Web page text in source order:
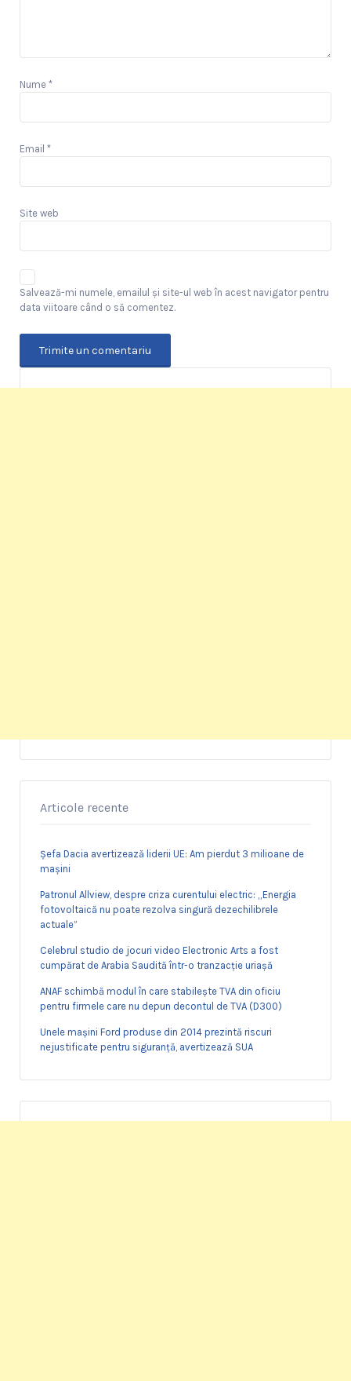
Nume *
Email *
Site web
Salvează-mi numele, emailul și site-ul web în acest navigator pentru
data viitoare când o să comentez.
Articole recente
Șefa Dacia avertizează liderii UE: Am pierdut 3 milioane de
mașini
Patronul Allview, despre criza curentului electric: „Energia
fotovoltaică nu poate rezolva singură dezechilibrele
actuale”
Celebrul studio de jocuri video Electronic Arts a fost
cumpărat de Arabia Saudită într-o tranzacție uriașă
ANAF schimbă modul în care stabilește TVA din oficiu
pentru firmele care nu depun decontul de TVA (D300)
Unele mașini Ford produse din 2014 prezintă riscuri
nejustificate pentru siguranță, avertizează SUA